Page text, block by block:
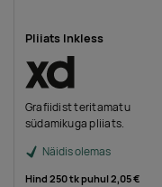
Pliiats Inkless
Grafiidist teritamatu
südamikuga pliiats.
Näidis olemas
Hind 250 tk puhul2,05 €